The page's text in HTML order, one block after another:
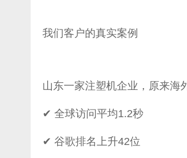
我们客户的真实案例
山东一家注塑机企业，原来海
✔ 全球访问平均1.2秒
✔ 谷歌排名上升42位